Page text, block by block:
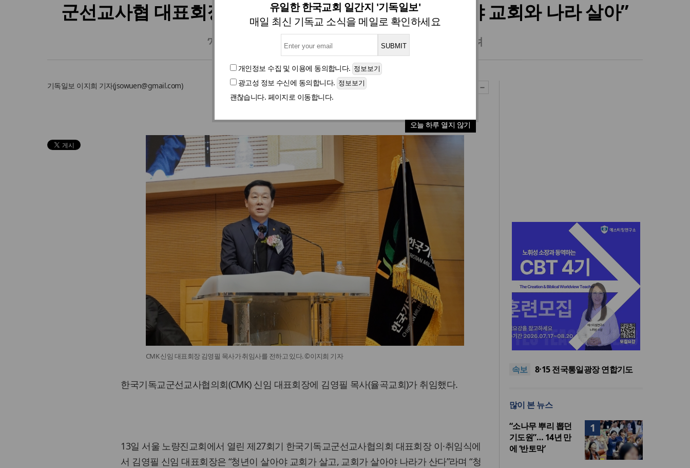
유일한 한국교회 일간지 '기독일보'
매일 최신 기독교 소식을 메일로 확인하세요
개인정보 수집 및 이용에 동의합니다.
광고성 정보 수신에 동의합니다.
괜찮습니다. 페이지로 이동합니다.
오늘 하루 열지 않기
군선교사협 대표회장 김영필 목사 취임 “군선교 살아야 교회와 나라 살아”
‘제27회기 한국기독교군선교사협의회 대표회장 이·취임식’ 열려
기독일보 이지희 기자(jsowuen@gmail.com)
CMK 신임 대표회장 김영필 목사가 취임사를 전하고 있다. ©이지희 기자
한국기독교군선교사협의회(CMK) 신임 대표회장에 김영필 목사(율곡교회)가 취임했다.
13일 서울 노량진교회에서 열린 제27회기 한국기독교군선교사협의회 대표회장 이·취임식에
서 김영필 신임 대표회장은 “청년이 살아야 교회가 살고, 교회가 살아야 나라가 산다”라며 “청
속보
한동대 RISE사업단, 포항 죽도
시장 담은 로컬 매거진 ‘포항집’
“광복절 맞아 자유 지키고 다음
회, 대전서 열린다
공실(空室) 공화국
시장 담은 로컬 매거진 ‘포항집’
“광복절 맞아 자유 지키고 다음
세대 위해 기도하자”
많이 본 뉴스
1
“소나무 뿌리 뽑던
기도원”… 14년 만
에 ‘반토막’